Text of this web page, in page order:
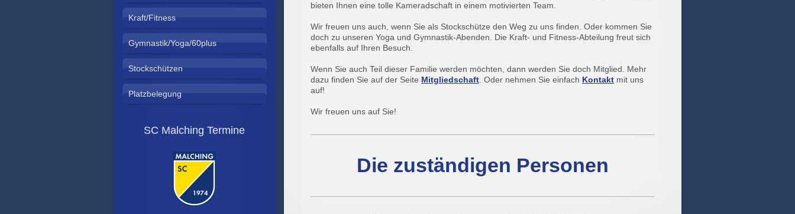
bieten Ihnen eine tolle Kameradschaft in einem motivierten Team.
Wir freuen uns auch, wenn Sie als Stockschütze den Weg zu uns finden. Oder kommen Sie
doch zu unseren Yoga und Gymnastik-Abenden. Die Kraft- und Fitness-Abteilung freut sich
ebenfalls auf Ihren Besuch.
Wenn Sie auch Teil dieser Familie werden möchten, dann werden Sie doch Mitglied. Mehr
dazu finden Sie auf der Seite Mitgliedschaft . Oder nehmen Sie einfach Kontakt mit uns
auf!
Wir freuen uns auf Sie!
Die zuständigen Personen
Kraft/Fitness
Gymnastik/Yoga/60plus
Stockschützen
Platzbelegung
SC Malching Termine